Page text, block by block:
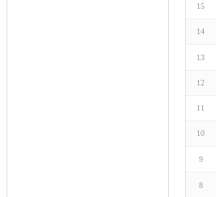
15
14
13
12
11
10
9
8